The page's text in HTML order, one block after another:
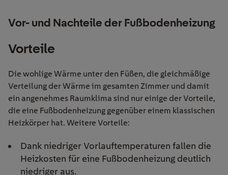
Vor- und Nachteile der Fußbodenheizung
Vorteile
Die wohlige Wärme unter den Füßen, die gleichmäßige
Verteilung der Wärme im gesamten Zimmer und damit
ein angenehmes Raumklima sind nur einige der Vorteile,
die eine Fußbodenheizung gegenüber einem klassischen
Heizkörper hat. Weitere Vorteile:
Dank niedriger Vorlauftemperaturen fallen die
Heizkosten für eine Fußbodenheizung deutlich
niedriger aus.